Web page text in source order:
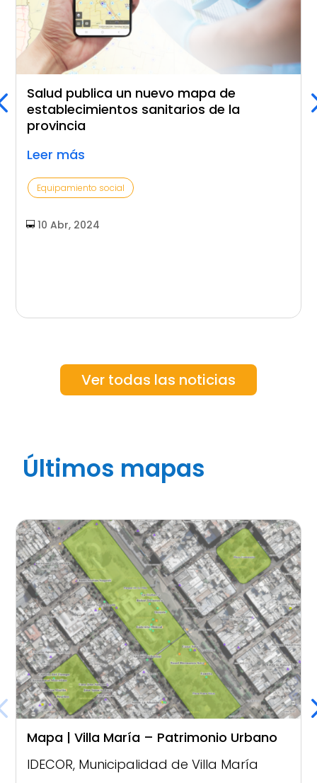
Salud publica un nuevo mapa de
establecimientos sanitarios de la
provincia
Leer más
Equipamiento social
10 Abr, 2024
Ver todas las noticias
Últimos mapas
Mapa | Villa María – Patrimonio Urbano
IDECOR, Municipalidad de Villa María